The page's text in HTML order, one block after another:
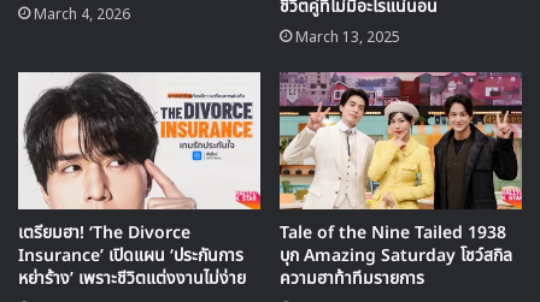
🎙GYUBIN ปลื้มเมืองไทยขนาดไหน? ถึงกลับมาถ่าย
MV เพลงใหม่ LIKE U 100 ที่กรุงเทพ
▶ คลิกดูสัมภาษณ์พิเศษ
สำหรับประเทศไทย แฟนๆจะไพบกับ อีดงอุก ในวันที่ 27
พฤษภาคม ในชื่องาน
LEE DONG WOOK ASIA TOUR
IN BANGKOK <FOR MY DEAR> จะจัดขึ้นที่ บีซีซี ฮอลล์
เซ็นทรัล พลาซ่า ลาดพร้าว ชั้น 5
March 4, 2026
ชีวิตคู่ที่ไม่มีอะไรแน่นอน
March 13, 2025
เตรียมฮา! ‘The Divorce
Insurance’ เปิดแผน ‘ประกันการ
หย่าร้าง’ เพราะชีวิตแต่งงานไม่ง่าย
Tale of the Nine Tailed 1938
บุก Amazing Saturday โชว์สกิล
ความฮาท้าทีมรายการ